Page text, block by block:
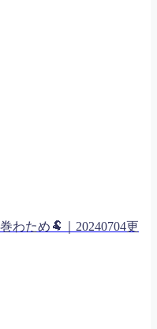
わため🐏｜20240704更